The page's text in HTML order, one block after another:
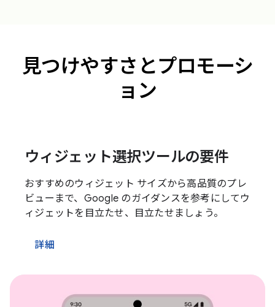
見つけやすさとプロモーシ
ョン
ウィジェット選択ツールの要件
おすすめのウィジェット サイズから高品質のプレ
ビューまで、Google のガイダンスを参考にしてウ
ィジェットを目立たせ、目立たせましょう。
詳細